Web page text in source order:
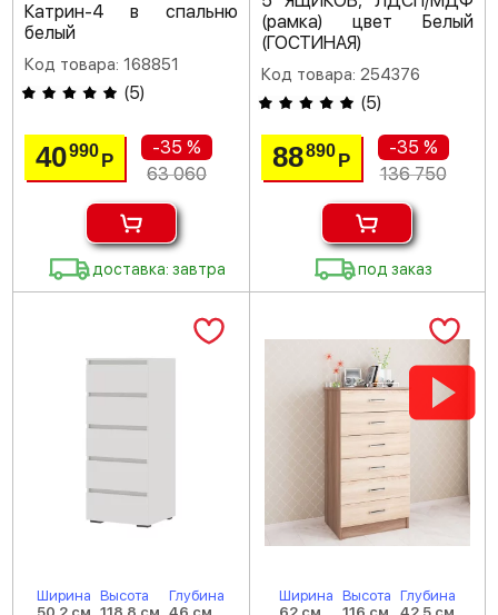
Катрин-4 в спальню
белый
Код товара: 168851
(5)
40990Р
-35 %
63 060
доставка: завтра
(рамка) цвет Белый
(ГОСТИНАЯ)
Код товара: 254376
(5)
88890 Р
-35 %
136 750
под заказ
Ширина
Высота
Глубина
Ширина Высота Глубина